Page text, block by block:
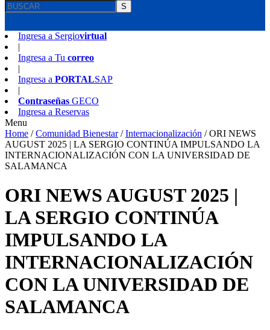
S
Ingresa a Sergiovirtual
|
Ingresa a Tu correo
|
Ingresa a PORTALSAP
|
Contraseñas GECO
Ingresa a Reservas
Menu
Home /Comunidad Bienestar/Internacionalización /ORI NEWS
AUGUST 2025 | LA SERGIO CONTINÚA IMPULSANDO LA
INTERNACIONALIZACIÓN CON LA UNIVERSIDAD DE
SALAMANCA
ORI NEWS AUGUST 2025 |
LA SERGIO CONTINÚA
IMPULSANDO LA
INTERNACIONALIZACIÓN
CON LA UNIVERSIDAD DE
SALAMANCA